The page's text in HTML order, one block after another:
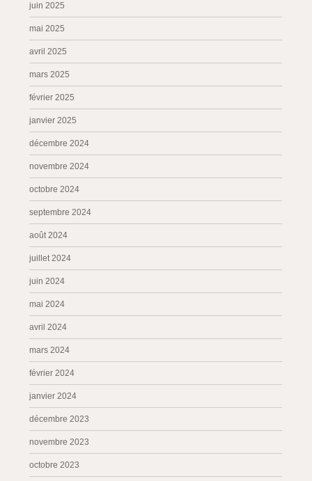
juin 2025
mai 2025
avril 2025
mars 2025
février 2025
janvier 2025
décembre 2024
novembre 2024
octobre 2024
septembre 2024
août 2024
juillet 2024
juin 2024
mai 2024
avril 2024
mars 2024
février 2024
janvier 2024
décembre 2023
novembre 2023
octobre 2023